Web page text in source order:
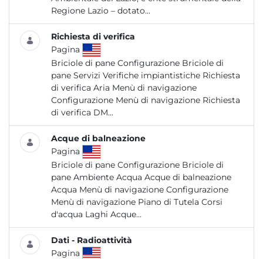
Regione Lazio – dotato...
Richiesta di verifica
Pagina
Briciole di pane Configurazione Briciole di
pane Servizi Verifiche impiantistiche Richiesta
di verifica Aria Menù di navigazione
Configurazione Menù di navigazione Richiesta
di verifica DM...
Acque di balneazione
Pagina
Briciole di pane Configurazione Briciole di
pane Ambiente Acqua Acque di balneazione
Acqua Menù di navigazione Configurazione
Menù di navigazione Piano di Tutela Corsi
d'acqua Laghi Acque...
Dati - Radioattività
Pagina